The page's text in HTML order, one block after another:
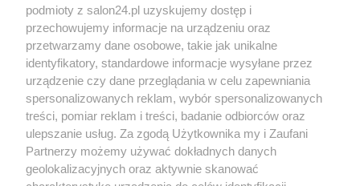
Społeczeństwo
Kultura
X Facebook Instagram Youtube
podmioty z salon24.pl uzyskujemy dostęp i
przechowujemy informacje na urządzeniu oraz
przetwarzamy dane osobowe, takie jak unikalne
identyfikatory, standardowe informacje wysyłane przez
urządzenie czy dane przeglądania w celu zapewniania
spersonalizowanych reklam, wybór spersonalizowanych
treści, pomiar reklam i treści, badanie odbiorców oraz
ulepszanie usług. Za zgodą Użytkownika my i Zaufani
Partnerzy możemy używać dokładnych danych
geolokalizacyjnych oraz aktywnie skanować